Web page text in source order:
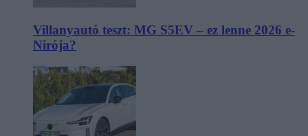
Villanyautó teszt: MG S5EV – ez lenne 2026 e-
Nirója?